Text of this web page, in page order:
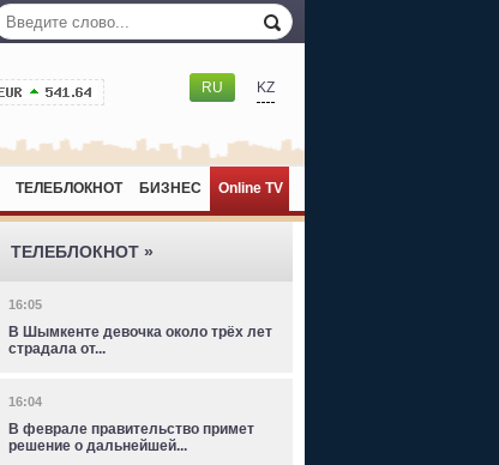
RU KZ
ТЕЛЕБЛОКНОТ БИЗНЕС Online TV
ТЕЛЕБЛОКНОТ »
16:05
В Шымкенте девочка около трёх лет
страдала от...
16:04
В феврале правительство примет
решение о дальнейшей...